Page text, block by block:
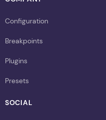
Configuration
Breakpoints
Plugins
Presets
SOCIAL